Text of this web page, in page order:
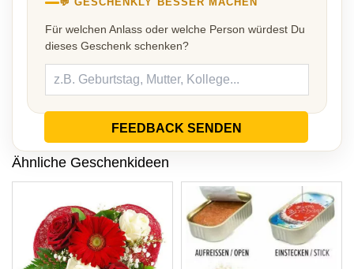
Für welchen Anlass oder welche Person würdest Du
dieses Geschenk schenken?
FEEDBACK SENDEN
Ähnliche Geschenkideen